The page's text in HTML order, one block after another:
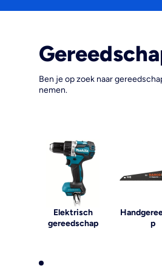
Ben je op zoek naar
nemen.
Elektrisch
gereedschap
p